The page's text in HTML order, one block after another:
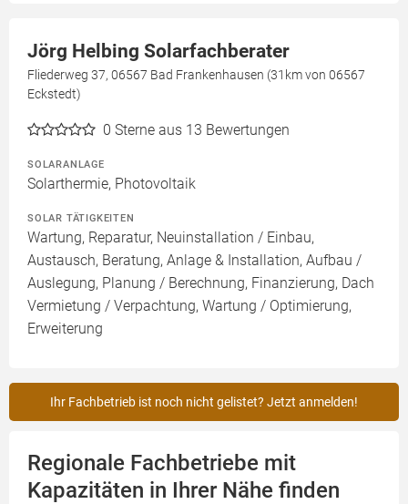
Jörg Helbing Solarfachberater
Fliederweg 37, 06567 Bad Frankenhausen (31km von 06567
Eckstedt)
0 Sterne aus 13 Bewertungen
SOLARANLAGE
Solarthermie, Photovoltaik
SOLAR TÄTIGKEITEN
Wartung, Reparatur, Neuinstallation / Einbau,
Austausch, Beratung, Anlage & Installation, Aufbau /
Auslegung, Planung / Berechnung, Finanzierung, Dach
Vermietung / Verpachtung, Wartung / Optimierung,
Erweiterung
Ihr Fachbetrieb ist noch nicht gelistet? Jetzt anmelden!
Regionale Fachbetriebe mit
Kapazitäten in Ihrer Nähe finden